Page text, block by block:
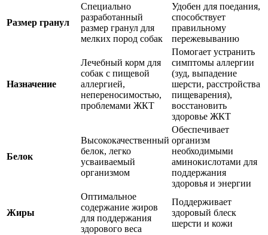
Размер гранул
Специально
разработанный
размер гранул для
мелких пород собак
Удобен для поедания,
способствует
правильному
пережевыванию
Назначение
Лечебный корм для
собак с пищевой
аллергией,
непереносимостью,
проблемами ЖКТ
Помогает устранить
симптомы аллергии
(зуд, выпадение
шерсти, расстройства
пищеварения),
восстановить
здоровье ЖКТ
Белок
Высококачественный
белок, легко
усваиваемый
организмом
Обеспечивает
организм
необходимыми
аминокислотами для
поддержания
здоровья и энергии
Жиры
Оптимальное
содержание жиров
для поддержания
здорового веса
Поддерживает
здоровый блеск
шерсти и кожи